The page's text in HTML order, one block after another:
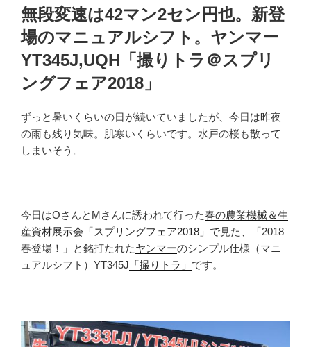
稿
日:
無段変速は42マン2セン円也。新登
場のマニュアルシフト。ヤンマー
YT345J,UQH「撮りトラ＠スプリ
ングフェア2018」
ずっと暑いくらいの日が続いていましたが、今日は昨夜
の雨も残り気味。肌寒いくらいです。水戸の桜も散って
しまいそう。
今日はOさんとMさんに誘われて行った春の農業機械＆生
産資材展示会「スプリングフェア2018」 で見た、「2018
春登場！」と銘打たれたヤンマーのシンプル仕様（マニ
ュアルシフト）YT345J 「撮りトラ」 です。